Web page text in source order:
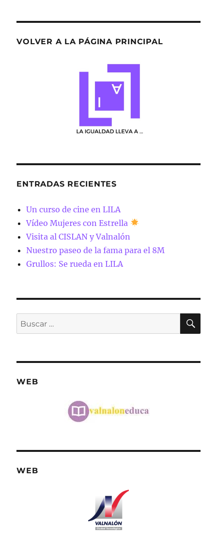
VOLVER A LA PÁGINA PRINCIPAL
ENTRADAS RECIENTES
Un curso de cine en LILA
Vídeo Mujeres con Estrella
Visita al CISLAN y Valnalón
Nuestro paseo de la fama para el 8M
Grullos: Se rueda en LILA
Buscar
por:
WEB
WEB